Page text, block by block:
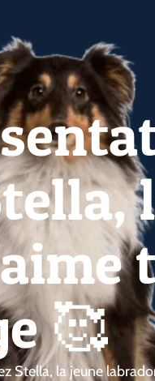
🥰
Stella, la jeune